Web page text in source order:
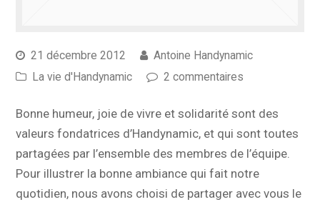
21 décembre 2012
Antoine Handynamic
La vie d'Handynamic
2 commentaires
Bonne humeur, joie de vivre et solidarité sont des
valeurs fondatrices d’Handynamic, et qui sont toutes
partagées par l’ensemble des membres de l’équipe.
Pour illustrer la bonne ambiance qui fait notre
quotidien, nous avons choisi de partager avec vous le